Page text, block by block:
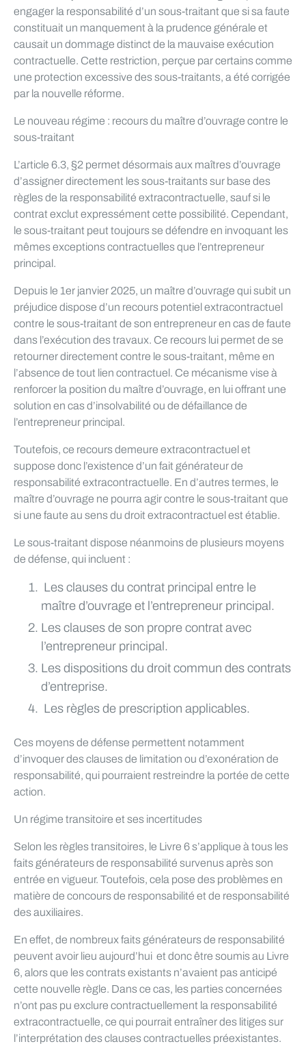
engager la responsabilité d’un sous-traitant que si sa faute
constituait un manquement à la prudence générale et
causait un dommage distinct de la mauvaise exécution
contractuelle. Cette restriction, perçue par certains comme
une protection excessive des sous-traitants, a été corrigée
par la nouvelle réforme.
Le nouveau régime : recours du maître d’ouvrage contre le
sous-traitant
L’article 6.3, §2 permet désormais aux maîtres d’ouvrage
d’assigner directement les sous-traitants sur base des
règles de la responsabilité extracontractuelle, sauf si le
contrat exclut expressément cette possibilité. Cependant,
le sous-traitant peut toujours se défendre en invoquant les
mêmes exceptions contractuelles que l’entrepreneur
principal.
Depuis le 1er janvier 2025, un maître d’ouvrage qui subit un
préjudice dispose d’un recours potentiel extracontractuel
contre le sous-traitant de son entrepreneur en cas de faute
dans l’exécution des travaux. Ce recours lui permet de se
retourner directement contre le sous-traitant, même en
l’absence de tout lien contractuel. Ce mécanisme vise à
renforcer la position du maître d’ouvrage, en lui offrant une
solution en cas d’insolvabilité ou de défaillance de
l’entrepreneur principal.
Toutefois, ce recours demeure extracontractuel et
suppose donc l’existence d’un fait générateur de
responsabilité extracontractuelle. En d’autres termes, le
maître d’ouvrage ne pourra agir contre le sous-traitant que
si une faute au sens du droit extracontractuel est établie.
Le sous-traitant dispose néanmoins de plusieurs moyens
de défense, qui incluent :
Les clauses du contrat principal entre le
maître d’ouvrage et l’entrepreneur principal.
Les clauses de son propre contrat avec
l’entrepreneur principal.
Les dispositions du droit commun des contrats
d’entreprise.
Les règles de prescription applicables.
Ces moyens de défense permettent notamment
d’invoquer des clauses de limitation ou d’exonération de
responsabilité, qui pourraient restreindre la portée de cette
action.
Un régime transitoire et ses incertitudes
Selon les règles transitoires, le Livre 6 s’applique à tous les
faits générateurs de responsabilité survenus après son
entrée en vigueur. Toutefois, cela pose des problèmes en
matière de concours de responsabilité et de responsabilité
des auxiliaires.
En effet, de nombreux faits générateurs de responsabilité
peuvent avoir lieu aujourd’hui et donc être soumis au Livre
6, alors que les contrats existants n’avaient pas anticipé
cette nouvelle règle. Dans ce cas, les parties concernées
n’ont pas pu exclure contractuellement la responsabilité
extracontractuelle, ce qui pourrait entraîner des litiges sur
l’interprétation des clauses contractuelles préexistantes.